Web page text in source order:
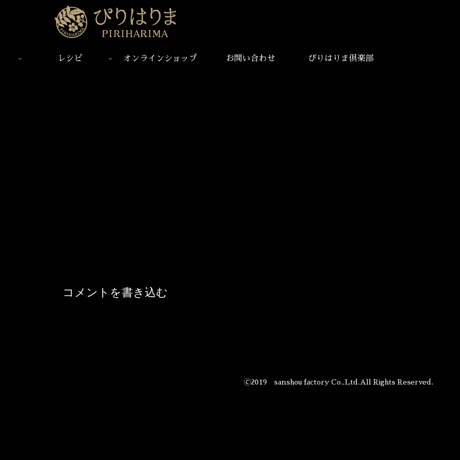
レシピ オンラインショップ お問い合わせ ぴりはりま倶楽部
コメントを書き込む
🄫2019 sanshou factory Co.,Ltd.All Rights Reserved.